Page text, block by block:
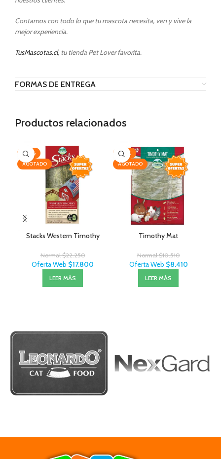
Contamos con todo lo que tu mascota necesita, ven y vive la
mejor experiencia.
TusMascotas.cl, tu tienda Pet Lover favorita.
FORMAS DE ENTREGA
Productos relacionados
-20%
AGOTADO
Stacks Western Timothy
Normal$22.250
Oferta Web $17.800
LEER MÁS
-20%
AGOTADO
Timothy Mat
Normal$10.510
Oferta Web $8.410
LEER MÁS